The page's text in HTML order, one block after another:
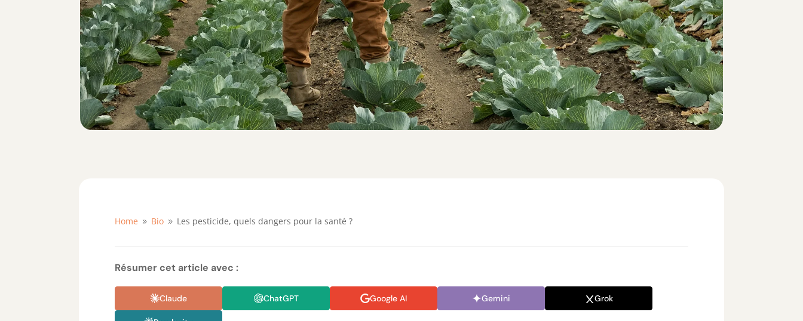
Home 9 Bio 9 Les pesticide, quels dangers pour la santé ?
Résumer cet article avec :
Claude ChatGPT Google AI Gemini Grok